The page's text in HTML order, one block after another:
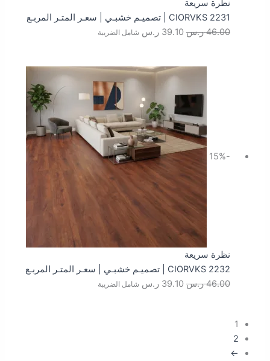
نظرة سريعة
CIORVKS 2231 | تصميـم خشبـي | سعـر المتـر المربـع
46.00 ر.س 39.10 ر.س شامل الضريبة
-15%
نظرة سريعة
CIORVKS 2232 | تصميـم خشبـي | سعـر المتـر المربـع
46.00 ر.س
الأصلي
46.00 ر.س.
39.10 ر.س
الحالي
39.10 ر.س.
شامل الضريبة
1
2
←